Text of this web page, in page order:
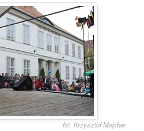
fot. Krzysztof Majcher